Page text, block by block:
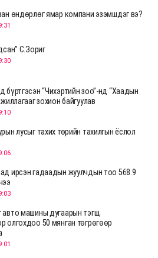
өндөрлөг ямар компани эзэмшдэг вэ?
С.Зориг
бүртгэсэн “Чихэртийн зоо”-нд “Хаадын
зохион байгуулав
лусыг тахих төрийн тахилгын ёслол
ирсэн гадаадын жуулчдын тоо 568.9
авто машины дугаарын тэгш,
олгохдоо 50 мянган төгрөгөөр